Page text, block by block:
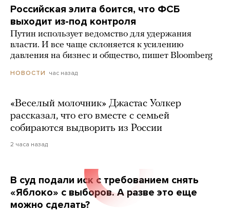
Российская элита боится, что ФСБ
выходит из-под контроля
Путин использует ведомство для удержания
власти. И все чаще склоняется к усилению
давления на бизнес и общество, пишет Bloomberg
НОВОСТИ час назад
«Веселый молочник» Джастас Уолкер
рассказал, что его вместе с семьей
собираются выдворить из России
2 часа назад
В суд подали иск с требованием снять
«Яблоко» с выборов. А разве это еще
можно сделать?